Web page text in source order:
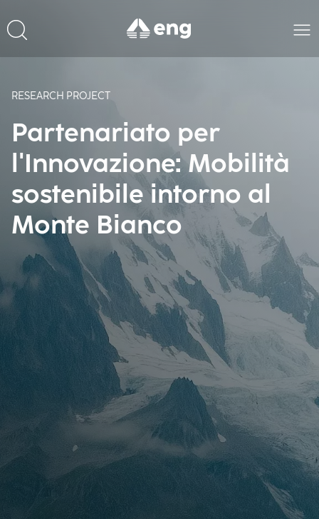
RESEARCH PROJECT
Partenariato per
l'Innovazione: Mobilità
sostenibile intorno al
Monte Bianco